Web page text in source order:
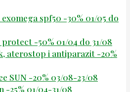
spf50 -30% 01/05 do
-50% 01/04 do 31/08
aterostop i antiparazit -20%
SUN -20% 03/08-23/08
-25% 01/04-31/08